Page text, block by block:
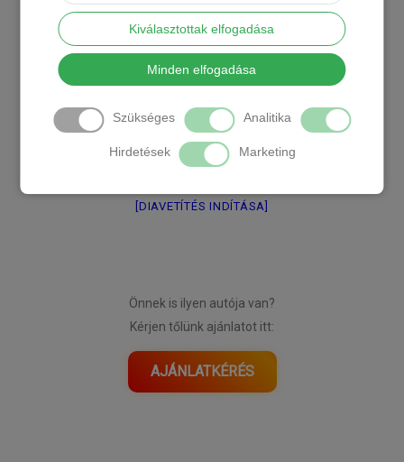
Kiválasztottak elfogadása
Minden elfogadása
Szükséges Analitika
Hirdetések Marketing
[DIAVETÍTÉS INDÍTÁSA]
Önnek is ilyen autója van?
Kérjen tőlünk ajánlatot itt:
AJÁNLATKÉRÉS